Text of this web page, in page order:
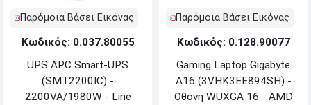
Παρόμοια Βάσει Εικόνας
Κωδικός: 0.037.80055
UPS APC Smart-UPS
(SMT2200IC) -
2200VA/1980W - Line
Παρόμοια Βάσει Εικόνας
Κωδικός: 0.128.90077
Gaming Laptop Gigabyte
A16 (3VHK3EE894SH) -
Οθόνη WUXGA 16 - AMD